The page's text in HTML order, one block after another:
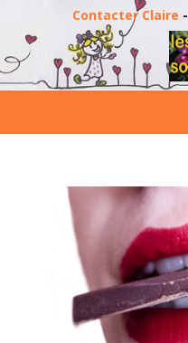
Contacter Claire -